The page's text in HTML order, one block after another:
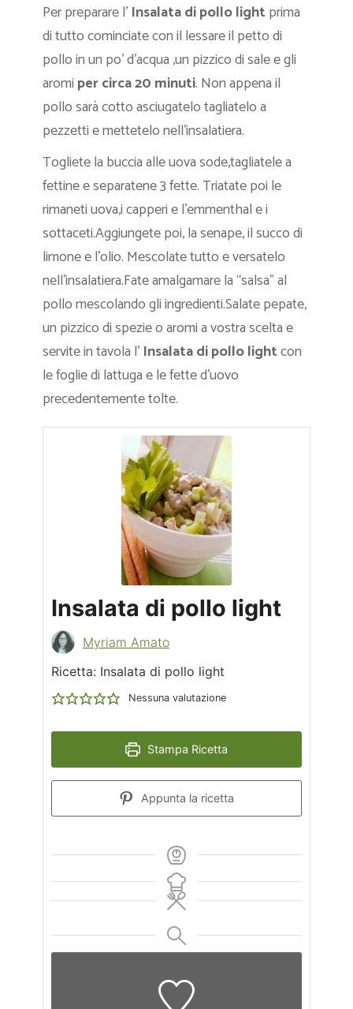
Per preparare l’ Insalata di pollo light prima
di tutto cominciate con il lessare il petto di
pollo in un po’ d’acqua ,un pizzico di sale e gli
aromi per circa 20 minuti. Non appena il
pollo sarà cotto asciugatelo tagliatelo a
pezzetti e mettetelo nell’insalatiera.
Togliete la buccia alle uova sode,tagliatele a
fettine e separatene 3 fette. Triatate poi le
rimaneti uova,i capperi e l’emmenthal e i
sottaceti.Aggiungete poi, la senape, il succo di
limone e l’olio. Mescolate tutto e versatelo
nell’insalatiera.Fate amalgamare la “salsa” al
pollo mescolando gli ingredienti.Salate pepate,
un pizzico di spezie o aromi a vostra scelta e
servite in tavola l’ Insalata di pollo lightcon
le foglie di lattuga e le fette d’uovo
precedentemente tolte.
Insalata di pollo light
Myriam Amato
Ricetta: Insalata di pollo light
Nessuna valutazione
Stampa Ricetta
Appunta la ricetta